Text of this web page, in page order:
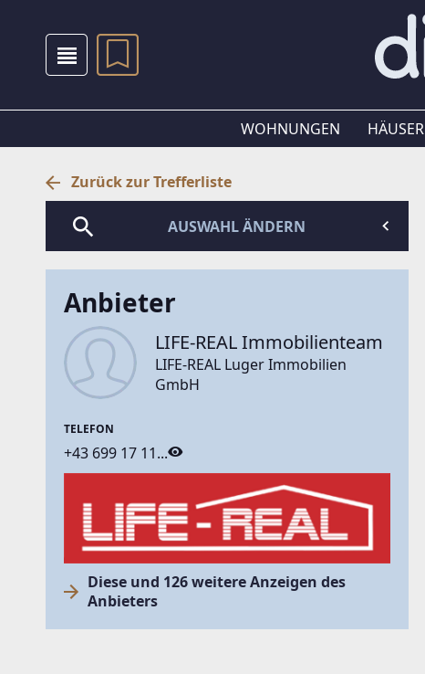
WOHNUNGEN HÄUSER
Zurück zur Trefferliste
AUSWAHL ÄNDERN
Anbieter
LIFE-REAL Immobilienteam
LIFE-REAL Luger Immobilien
GmbH
TELEFON
+43 699 17 11...
Diese und 126 weitere Anzeigen des
Anbieters